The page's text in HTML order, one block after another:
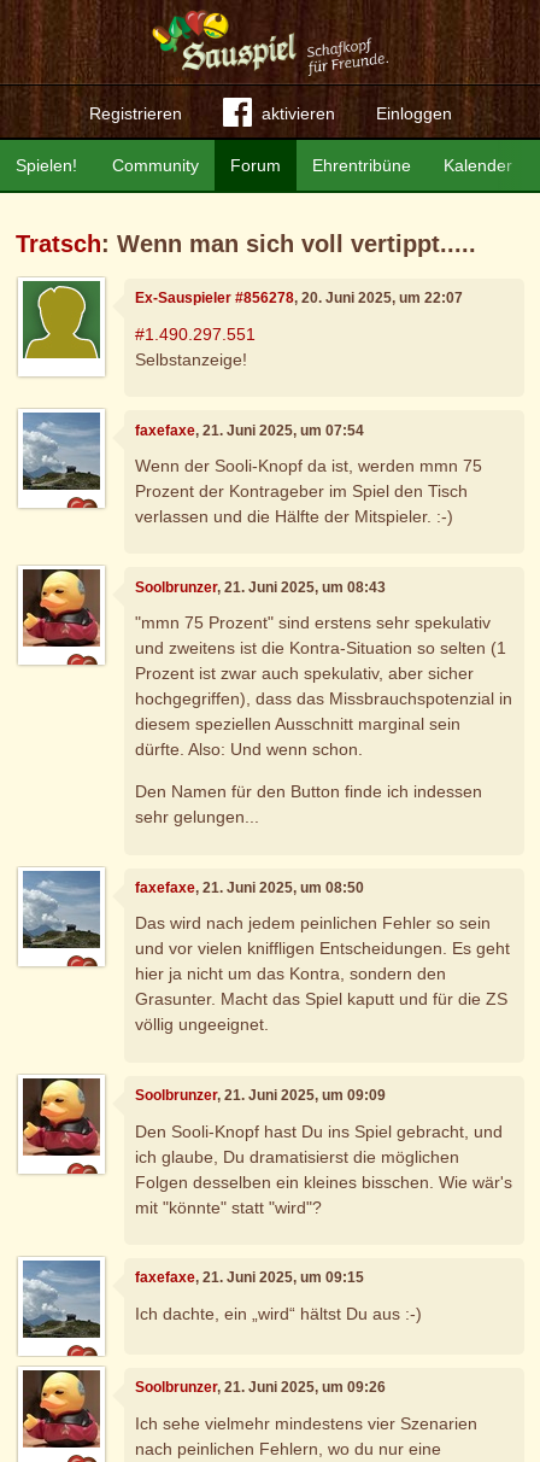
Registrieren aktivieren Einloggen
Community Forum Ehrentribüne Kalender
Spielen!
Tratsch: Wenn man sich voll vertippt.....
Ex-Sauspieler #856278, 20. Juni 2025, um 22:07
#1.490.297.551
Selbstanzeige!
faxefaxe, 21. Juni 2025, um 07:54
Wenn der Sooli-Knopf da ist, werden mmn 75
Prozent der Kontrageber im Spiel den Tisch
verlassen und die Hälfte der Mitspieler. :-)
Soolbrunzer, 21. Juni 2025, um 08:43
"mmn 75 Prozent" sind erstens sehr spekulativ
und zweitens ist die Kontra-Situation so selten (1
Prozent ist zwar auch spekulativ, aber sicher
hochgegriffen), dass das Missbrauchspotenzial in
diesem speziellen Ausschnitt marginal sein
dürfte. Also: Und wenn schon.
Den Namen für den Button finde ich indessen
sehr gelungen...
faxefaxe, 21. Juni 2025, um 08:50
Das wird nach jedem peinlichen Fehler so sein
und vor vielen kniffligen Entscheidungen. Es geht
hier ja nicht um das Kontra, sondern den
Grasunter. Macht das Spiel kaputt und für die ZS
völlig ungeeignet.
Soolbrunzer, 21. Juni 2025, um 09:09
Den Sooli-Knopf hast Du ins Spiel gebracht, und
ich glaube, Du dramatisierst die möglichen
Folgen desselben ein kleines bisschen. Wie wär's
mit "könnte" statt "wird"?
faxefaxe, 21. Juni 2025, um 09:15
Ich dachte, ein „wird“ hältst Du aus :-)
Soolbrunzer, 21. Juni 2025, um 09:26
Ich sehe vielmehr mindestens vier Szenarien
nach peinlichen Fehlern, wo du nur eine